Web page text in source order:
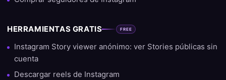
HERRAMIENTAS GRATIS FREE
Instagram Story viewer anónimo: ver Stories públicas sin
cuenta
Descargar reels de Instagram